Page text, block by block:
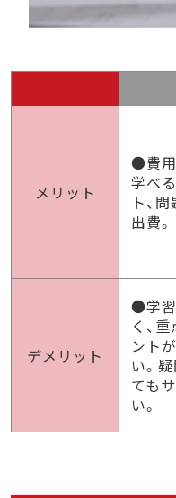
メリット
●費
学べ
ト、
出費。
デメリット
●学
く、
ント
い。
ても
い。